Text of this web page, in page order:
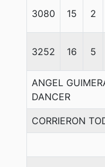
3080 15 2
3252 16 5
ANGEL
DANCER
CORRIERON